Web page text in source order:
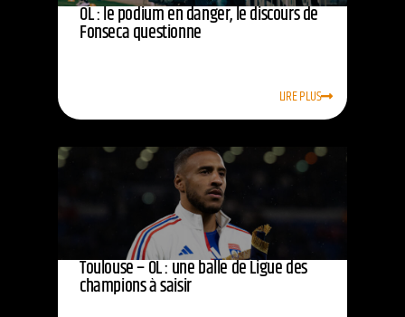
OL : le podium en danger, le discours de
Fonseca questionne
LIRE PLUS
Toulouse – OL : une balle de Ligue des
champions à saisir